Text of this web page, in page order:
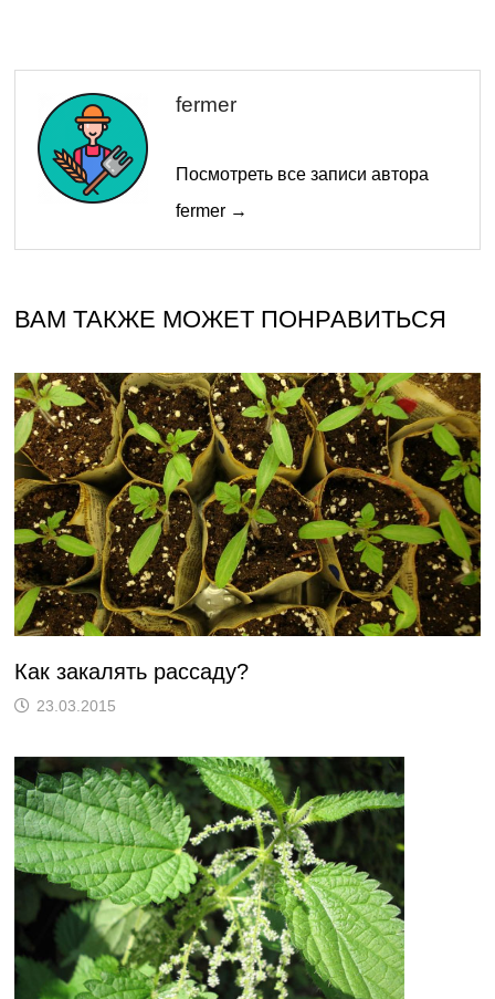
fermer
Посмотреть все записи автора
fermer →
ВАМ ТАКЖЕ МОЖЕТ ПОНРАВИТЬСЯ
Как закалять рассаду?
23.03.2015